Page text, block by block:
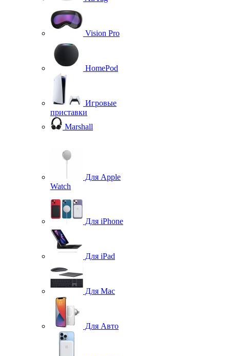
Vision Pro
HomePod
Игровые
приставки
Marshall
Для Apple
Watch
Для iPhone
Для iPad
Для Mac
Для Авто